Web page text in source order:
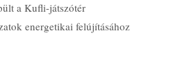
a Kufli-játszótér
energetikai felújításához